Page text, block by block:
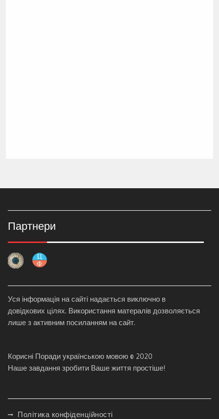
Партнери
Уся інформація на сайті надається виключно в
довідкових цілях. Використання матералів дозволяється
лише з активним посиланням на сайт.
Корисні Поради українською мовою © 2020
Наше завдання зробити Ваше життя простіше!
Політика конфіденційності